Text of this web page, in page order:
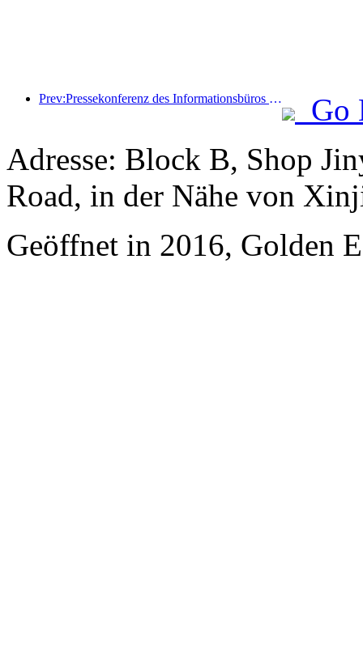
Prev:Pressekonferenz des Informationsbüros des Staatsrats: Die grenzüberschreitenden Reiseeinnahmen meines Landes stiegen im ersten Halbjahr dieses Jahres um 42 %
Go
Adresse: Block B, Shop
Road, in der Nähe von
Geöffnet in 2016, Golden